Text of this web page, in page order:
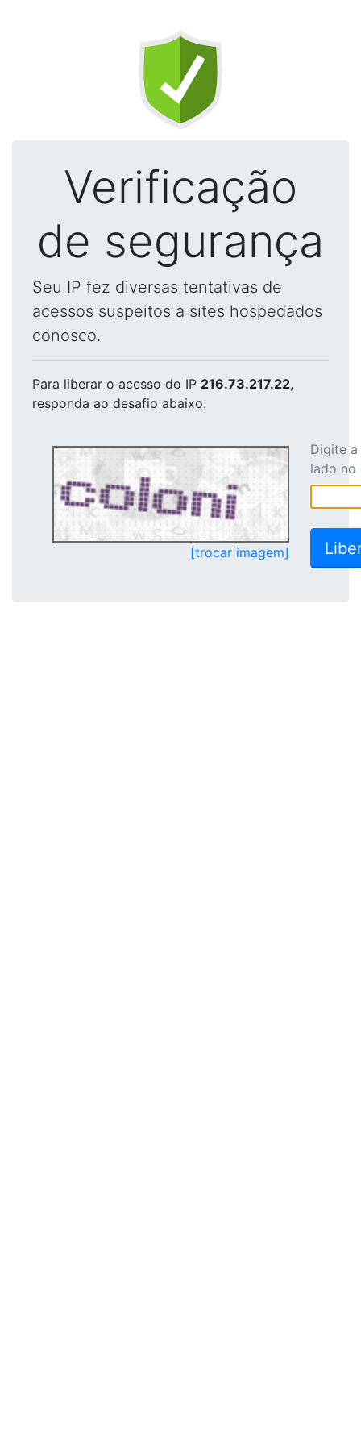
Verificação
de segurança
Seu IP fez diversas tentativas de
acessos suspeitos a sites hospedados
conosco.
Para liberar o acesso do IP 216.73.217.22,
responda ao desafio abaixo.
[trocar imagem]
Digite
lado no